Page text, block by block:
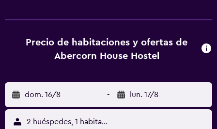
equipaje y lavandería a tu disposición. Ubicación del
establecimiento Al reservar tu estadía en Abercorn House,
y a 7 minutos en auto de Hyde Park. Hospédate en este
hostel y estarás a 7,3 km de Palacio de Buckingham, así
como a 7,7 km de Piccadilly Circus. Para Comer Este hostel
pone a tu disposición una cafetería para que comas un
Precio de habitaciones y ofertas de
Abercorn House Hostel
dom. 16/8 - lun. 17/8
2 huéspedes, 1 habitación